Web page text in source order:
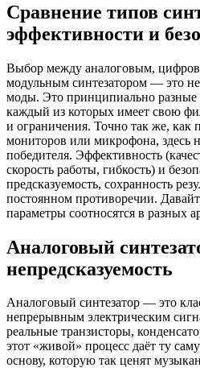
Сравнение типов
эффективности и
Выбор между аналоговым,
модульным синтезатором — это
моды. Это принципиально разные
каждый из которых имеет свою
и ограничения. Точно так же, как
мониторов или микрофона, здесь
победителя. Эффективность
скорость работы, гибкость) и
предсказуемость, сохранность
постоянном противоречии.
параметры соотносятся в разных
Аналоговый
непредсказуемость
Аналоговый синтезатор — это
непрерывным электрическим
реальные транзисторы,
этот «живой» процесс даёт ту
основу, которую так ценят